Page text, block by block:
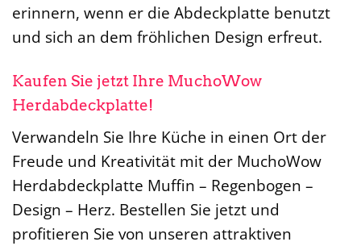
erinnern, wenn er die Abdeckplatte benutzt
und sich an dem fröhlichen Design erfreut.
Kaufen Sie jetzt Ihre MuchoWow
Herdabdeckplatte!
Verwandeln Sie Ihre Küche in einen Ort der
Freude und Kreativität mit der MuchoWow
Herdabdeckplatte Muffin – Regenbogen –
Design – Herz. Bestellen Sie jetzt und
profitieren Sie von unseren attraktiven